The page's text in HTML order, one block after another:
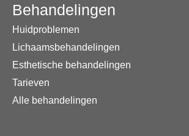
Behandelingen
Huidproblemen
Lichaamsbehandelingen
Esthetische behandelingen
Tarieven
Alle behandelingen